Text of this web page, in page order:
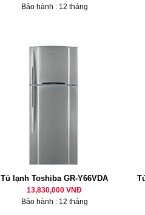
Bảo hành : 12 tháng
Tủ lạnh Toshiba GR-Y66VDA
13,830,000 VNĐ
Bảo hành : 12 tháng